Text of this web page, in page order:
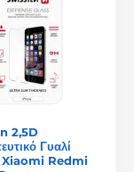
2,5D
Γυαλί
Xiaomi Redmi